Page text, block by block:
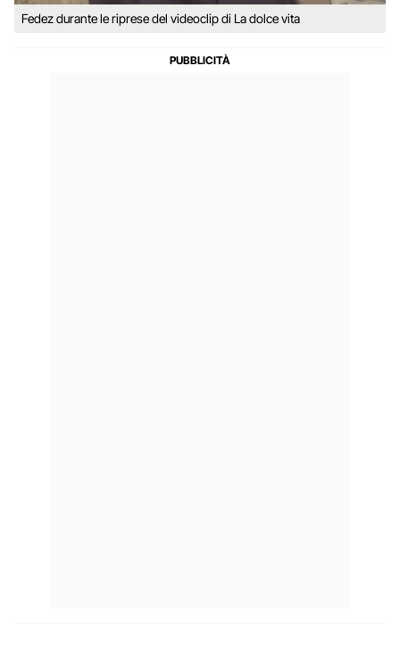
Fedez durante le riprese del videoclip di La dolce vita